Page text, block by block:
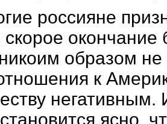
россияне
скорое
образом
к
негативным.
ясно,